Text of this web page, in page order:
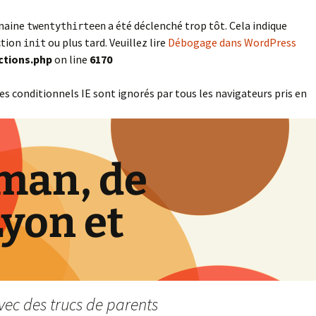
twentythirteena été déclenché trop tôt. Cela indique
init ou plus tard. Veuillez lire Débogage dans WordPress
on line 6170
conditionnels IE sont ignorés par tous les navigateurs pris en
de
et
des trucs de parents